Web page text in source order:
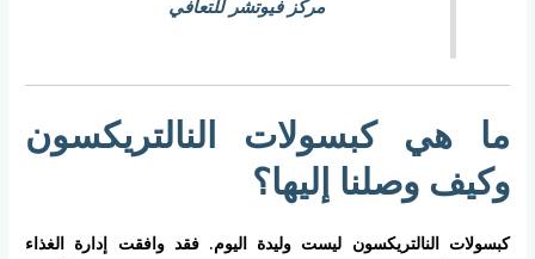
مركز فيوتشر للتعافي
ما هي كبسولات النالتريكسون
وكيف وصلنا إليها؟
كبسولات النالتريكسون ليست وليدة اليوم. فقد وافقت إدارة الغذاء